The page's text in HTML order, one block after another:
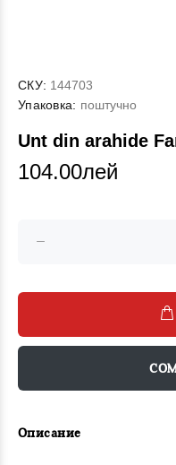
СКУ: 144703
Упаковка: поштучно
Unt din arahide
104.00лей
Описание